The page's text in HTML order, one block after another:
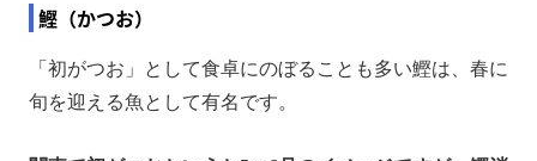
鰹（かつお）
「初がつお」として食卓にのぼることも多い鰹は、春に
旬を迎える魚として有名です。